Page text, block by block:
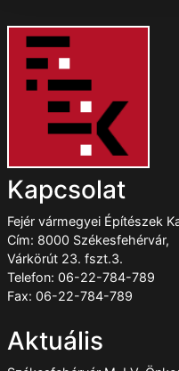
Kapcsolat
Fejér vármegyei Építészek
Cím: 8000 Székesfehérvár,
Várkörút 23. fszt.3.
Telefon: 06-22-784-789
Fax: 06-22-784-789
Aktuális